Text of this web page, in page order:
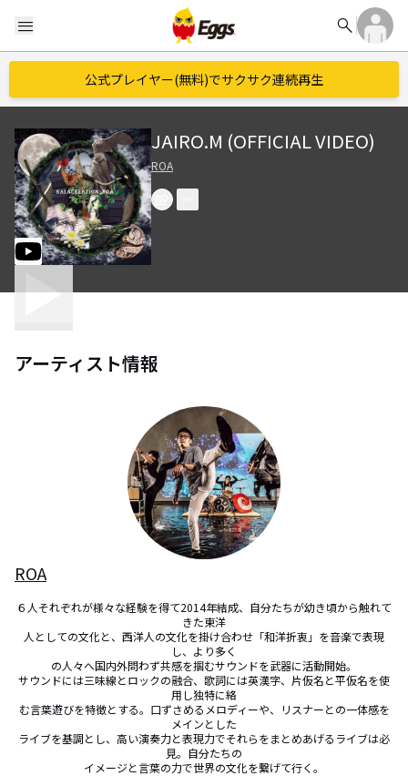
menu search
公式プレイヤー(無料)でサクサク連続再生
JAIRO.M (OFFICIAL VIDEO)
ROA
アーティスト情報
ROA
６人それぞれが様々な経験を得て2014年結成、自分たちが幼き頃から触れて
きた東洋
人としての文化と、西洋人の文化を掛け合わせ「和洋折衷」を音楽で表現
し、より多く
の人々へ国内外問わず共感を掴むサウンドを武器に活動開始。
サウンドには三味線とロックの融合、歌詞には英漢字、片仮名と平仮名を使
用し独特に絡
む言葉遊びを特徴とする。口ずさめるメロディーや、リスナーとの一体感を
メインとした
ライブを基調とし、高い演奏力と表現力でそれらをまとめあげるライブは必
見。自分たちの
イメージと言葉の力で世界の文化を繋げて行く。